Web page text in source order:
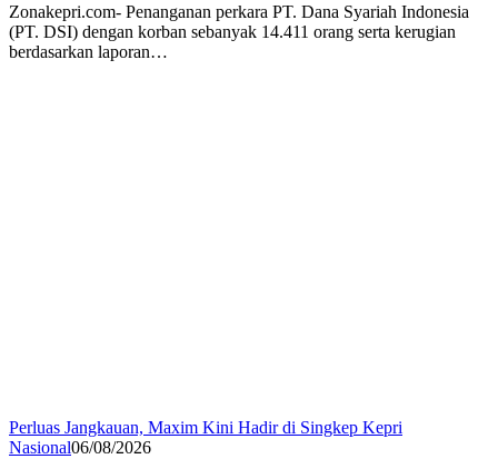
Zonakepri.com- Penanganan perkara PT. Dana Syariah Indonesia
(PT. DSI) dengan korban sebanyak 14.411 orang serta kerugian
berdasarkan laporan…
Perluas Jangkauan, Maxim Kini Hadir di Singkep Kepri
Nasional06/08/2026